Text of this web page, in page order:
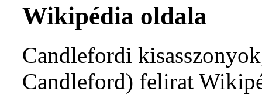
Wikipédia oldala
Candlefordi
Candleford) felirat